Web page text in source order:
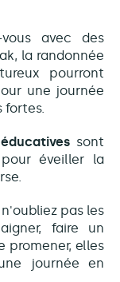
avec des
la randonnée
pourront
une journée
fortes.
sont
éveiller la
pas les
faire un
promener, elles
journée en